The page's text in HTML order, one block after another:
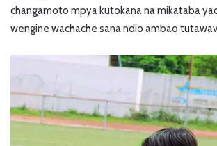
changamoto mpya kutokana na mikataba
wengine wachache sana ndio ambao